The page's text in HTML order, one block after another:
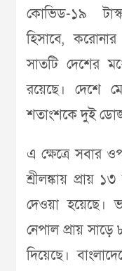
কোভিড-১৯
হিসাবে,
সাতটি দেশের
রয়েছে। দেশে
শতাংশকে দুই ডোজ
এ ক্ষেত্রে সবার
শ্রীলঙ্কায় প্রায়
দেওয়া হয়েছে।
নেপাল প্রায়
দিয়েছে।